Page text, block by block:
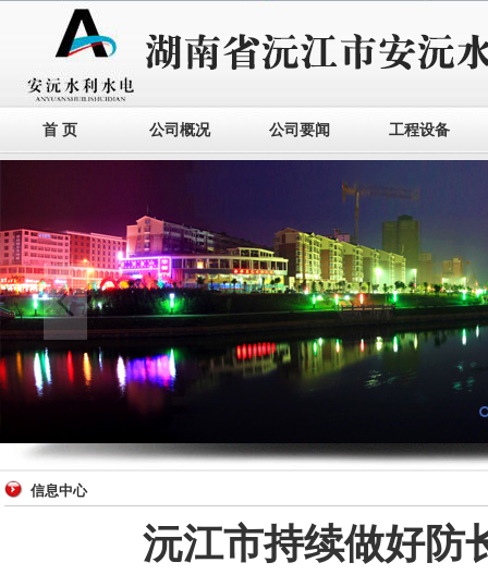
首 页 公司概况 公司要闻 工程设备
信息中心
沅江市持续做好防